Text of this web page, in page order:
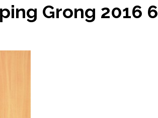
Grong 2016 6